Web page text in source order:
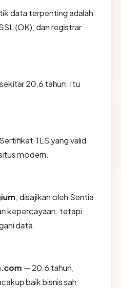
data terpenting adalah
(OK), dan registrar
20.6 tahun. Itu
TLS yang valid
modern.
, disajikan oleh Sentia
kepercayaan, tetapi
data.
— 20.6 tahun,
baik bisnis sah